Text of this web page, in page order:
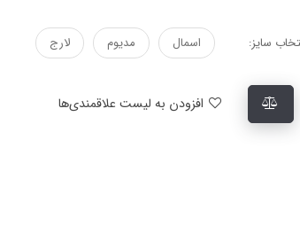
سایز: اسمال مدیوم لارج